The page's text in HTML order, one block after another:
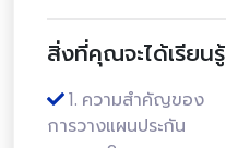
สิ่งที่คุณจะได้เรียนรู้
1. ความสำคัญของ
การวางแผนประกัน